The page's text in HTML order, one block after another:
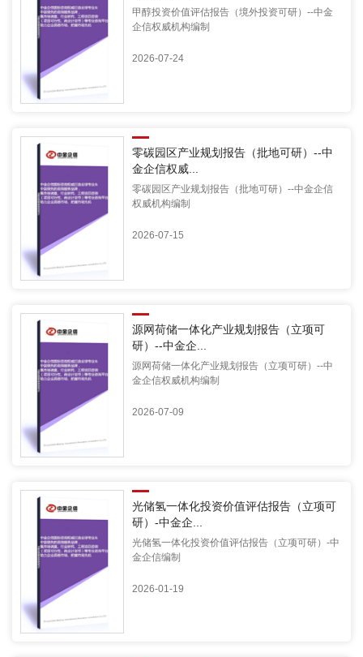
甲醇投资价值评估报告（境外投资可研）--中金
企信权威机构编制
2026-07-24
零碳园区产业规划报告（批地可研）--中
金企信权威...
零碳园区产业规划报告（批地可研）--中金企信
权威机构编制
2026-07-15
源网荷储一体化产业规划报告（立项可
研）--中金企...
源网荷储一体化产业规划报告（立项可研）--中
金企信权威机构编制
2026-07-09
光储氢一体化投资价值评估报告（立项可
研）-中金企...
光储氢一体化投资价值评估报告（立项可研）-中
金企信编制
2026-01-19